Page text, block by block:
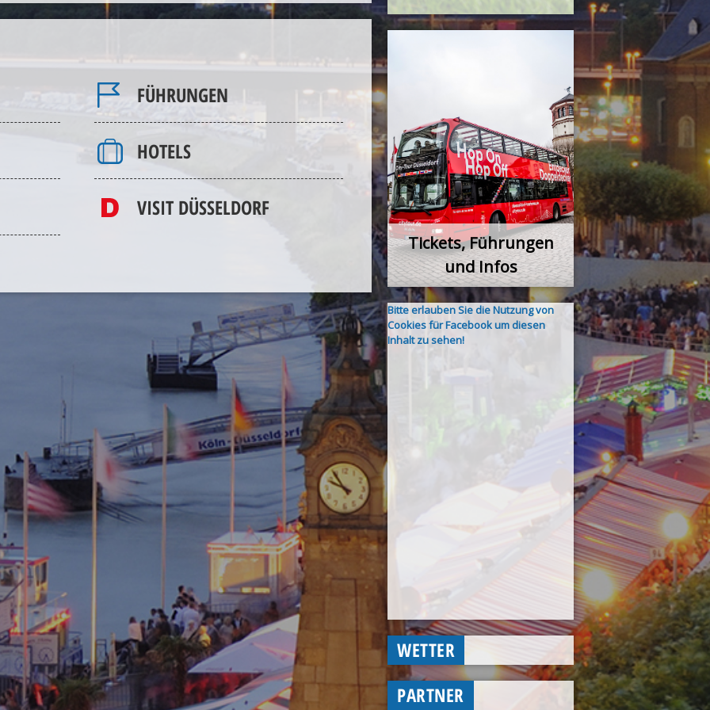
FÜHRUNGEN
HOTELS
VISIT DÜSSELDORF
Tickets, Führungen
und Infos
Bitte erlauben Sie die Nutzung von
Cookies für Facebook um diesen
Inhalt zu sehen!
WETTER
PARTNER